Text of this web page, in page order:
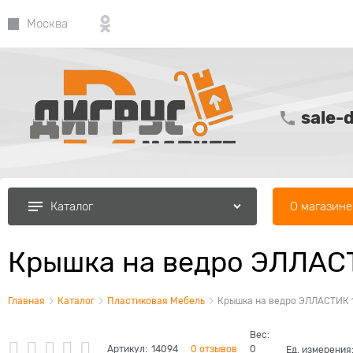
Москва
sale-
Каталог О магазине
Крышка на ведро
Главная Каталог Пластиковая Мебель Крышка на ведро ЭЛЛАСТИК
Артикул: 14094 0 отзывов
Вес:
0
Ед. измерения: